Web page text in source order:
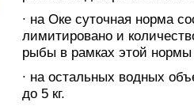
∙ на Оке суточная норма
лимитировано и
рыбы в рамках этой нормы
∙ на остальных водных
до 5 кг.